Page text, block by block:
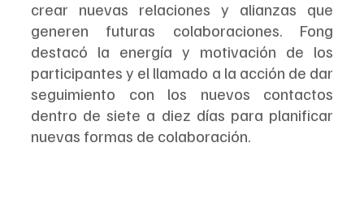
crear nuevas relaciones y alianzas que
generen futuras colaboraciones. Fong
destacó la energía y motivación de los
participantes y el llamado a la acción de dar
seguimiento con los nuevos contactos
dentro de siete a diez días para planificar
nuevas formas de colaboración.